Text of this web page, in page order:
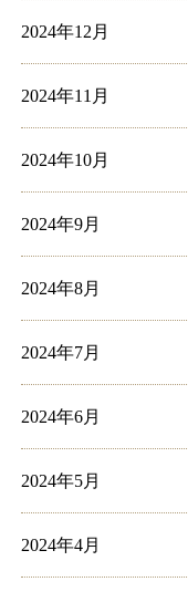
2024年12月
2024年11月
2024年10月
2024年9月
2024年8月
2024年7月
2024年6月
2024年5月
2024年4月